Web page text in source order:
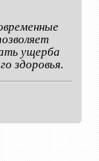
ущерба
здоровья.